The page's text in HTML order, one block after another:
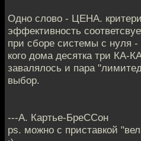
Одно слово - ЦЕНА.
эффективность
при сборе системы с нуля -
кого дома десятка три КА-
завалялось и пара
выбор.
---А. Картье-БреССон
ps. можно с приставкой